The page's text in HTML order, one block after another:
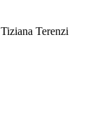
Tiziana Terenzi